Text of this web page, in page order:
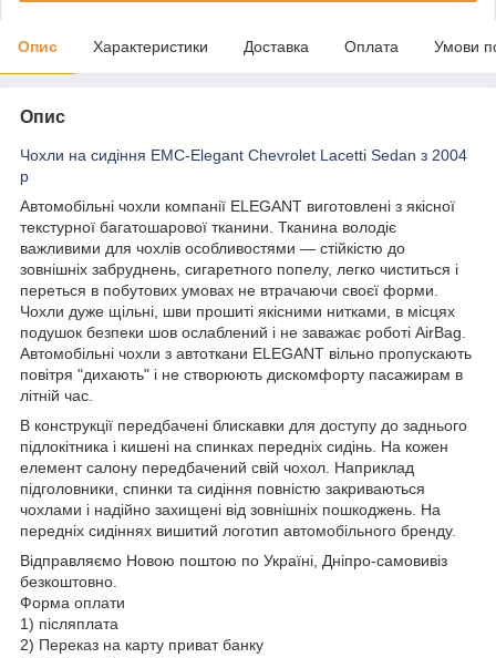
Опис Характеристики Доставка Оплата Умови
Опис
Чохли на сидіння EMC-Elegant Chevrolet Lacetti Sedan з 2004
р
Автомобільні чохли компанії ELEGANT виготовлені з якісної
текстурної багатошарової тканини. Тканина володіє
важливими для чохлів особливостями — стійкістю до
зовнішніх забруднень, сигаретного попелу, легко чиститься і
переться в побутових умовах не втрачаючи своєї форми.
Чохли дуже щільні, шви прошиті якісними нитками, в місцях
подушок безпеки шов ослаблений і не заважає роботі AirBag.
Автомобільні чохли з автоткани ELEGANT вільно пропускають
повітря "дихають" і не створюють дискомфорту пасажирам в
літній час.
В конструкції передбачені блискавки для доступу до заднього
підлокітника і кишені на спинках передніх сидінь. На кожен
елемент салону передбачений свій чохол. Наприклад
підголовники, спинки та сидіння повністю закриваються
чохлами і надійно захищені від зовнішніх пошкоджень. На
передніх сидіннях вишитий логотип автомобільного бренду.
Відправляємо Новою поштою по Україні, Дніпро-самовивіз
безкоштовно.
Форма оплати
1) післяплата
2) Переказ на карту приват банку